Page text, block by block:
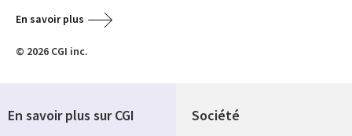
En savoir plus
© 2026 CGI inc.
Société
En savoir plus sur CGI